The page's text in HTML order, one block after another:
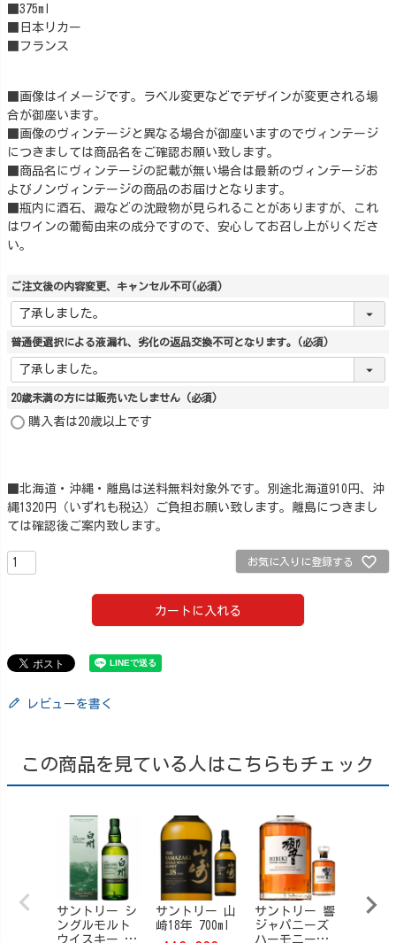
■375ml
■日本リカー
■フランス
■画像はイメージです。ラベル変更などでデザインが変更される場
合が御座います。
■画像のヴィンテージと異なる場合が御座いますのでヴィンテージ
につきましては商品名をご確認お願い致します。
■商品名にヴィンテージの記載が無い場合は最新のヴィンテージお
よびノンヴィンテージの商品のお届けとなります。
■瓶内に酒石、澱などの沈殿物が見られることがありますが、これ
はワインの葡萄由来の成分ですので、安心してお召し上がりくださ
い。
ご注文後の内容変更、キャンセル不可 (必須)
普通便選択による液漏れ、劣化の返品交換不可となります。 (必須)
20歳未満の方には販売いたしません (必須)
購入者は20歳以上です
■北海道・沖縄・離島は送料無料対象外です。別途北海道910円、沖
縄1320円（いずれも税込）ご負担お願い致します。離島につきまし
ては確認後ご案内致します。
お気に入りに登録する
カートに入れる
レビューを書く
この商品を見ている人はこちらもチェック
サントリー シ
ングルモルト
ウイスキー 白
サントリー 山
崎18年 700ml
サントリー 響
ジャパニーズ
ハーモニー
ホッ